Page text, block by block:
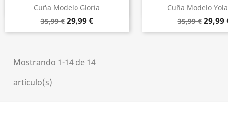
Cuña Modelo Gloria
35,99 € 29,99 €
Vista rápida
Cuña Modelo
35,99 € 29,99
 Vista
Mostrando 1-14 de 14
artículo(s)